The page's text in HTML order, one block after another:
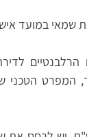
המפרט